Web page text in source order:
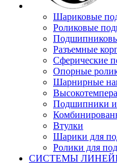
Шариковые
Роликовые
Разъемные
Сферические
Опорные
Шарнирные
Подшипники
Втулки
Шарики для
Ролики для
СИСТЕМЫ